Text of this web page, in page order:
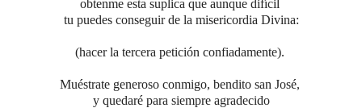
obtenme esta suplica que aunque difícil
tu puedes conseguir de la misericordia Divina:
(hacer la tercera petición confiadamente).
Muéstrate generoso conmigo, bendito san José,
y quedaré para siempre agradecido